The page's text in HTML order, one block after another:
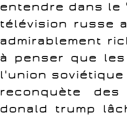
entendre dans le
télévision russe
admirablement
à penser que
l'union
reconquète
donald trump